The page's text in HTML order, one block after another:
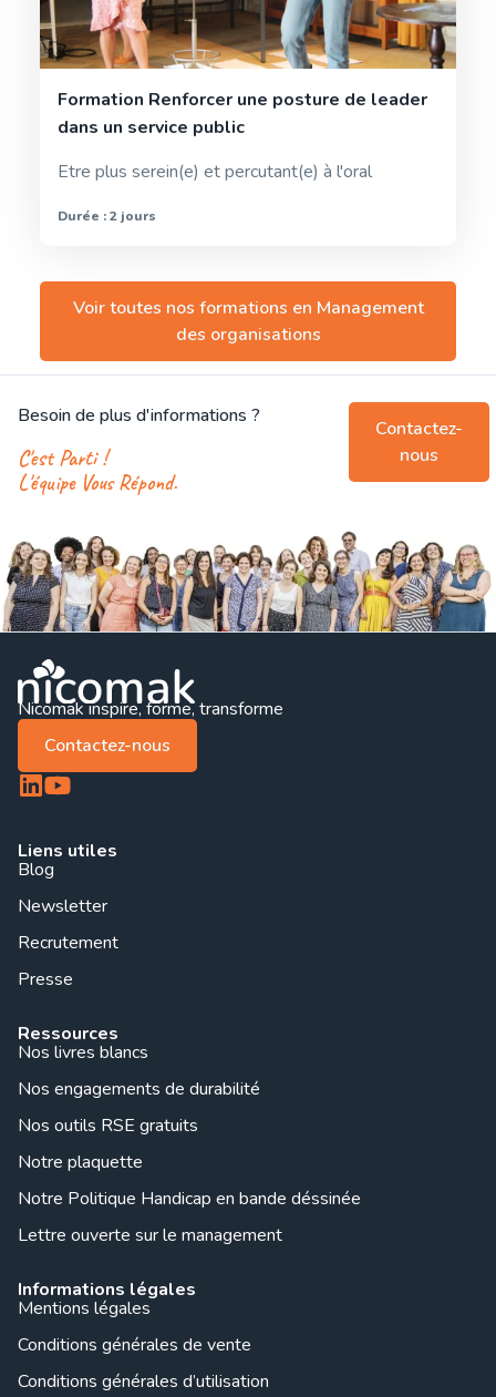
Formation Renforcer une posture de leader
dans un service public
Etre plus serein(e) et percutant(e) à l'oral
Durée : 2 jours
Voir toutes nos formations en Management
des organisations
Besoin de plus d'informations ?
C'est Parti !
L'équipe Vous Répond.
Contactez-
nous
Nicomak inspire, forme, transforme
Contactez-nous
Liens utiles
Blog
Newsletter
Recrutement
Presse
Ressources
Nos livres blancs
Nos engagements de durabilité
Nos outils RSE gratuits
Notre plaquette
Notre Politique Handicap en bande déssinée
Lettre ouverte sur le management
Informations légales
Mentions légales
Conditions générales de vente
Conditions générales d’utilisation